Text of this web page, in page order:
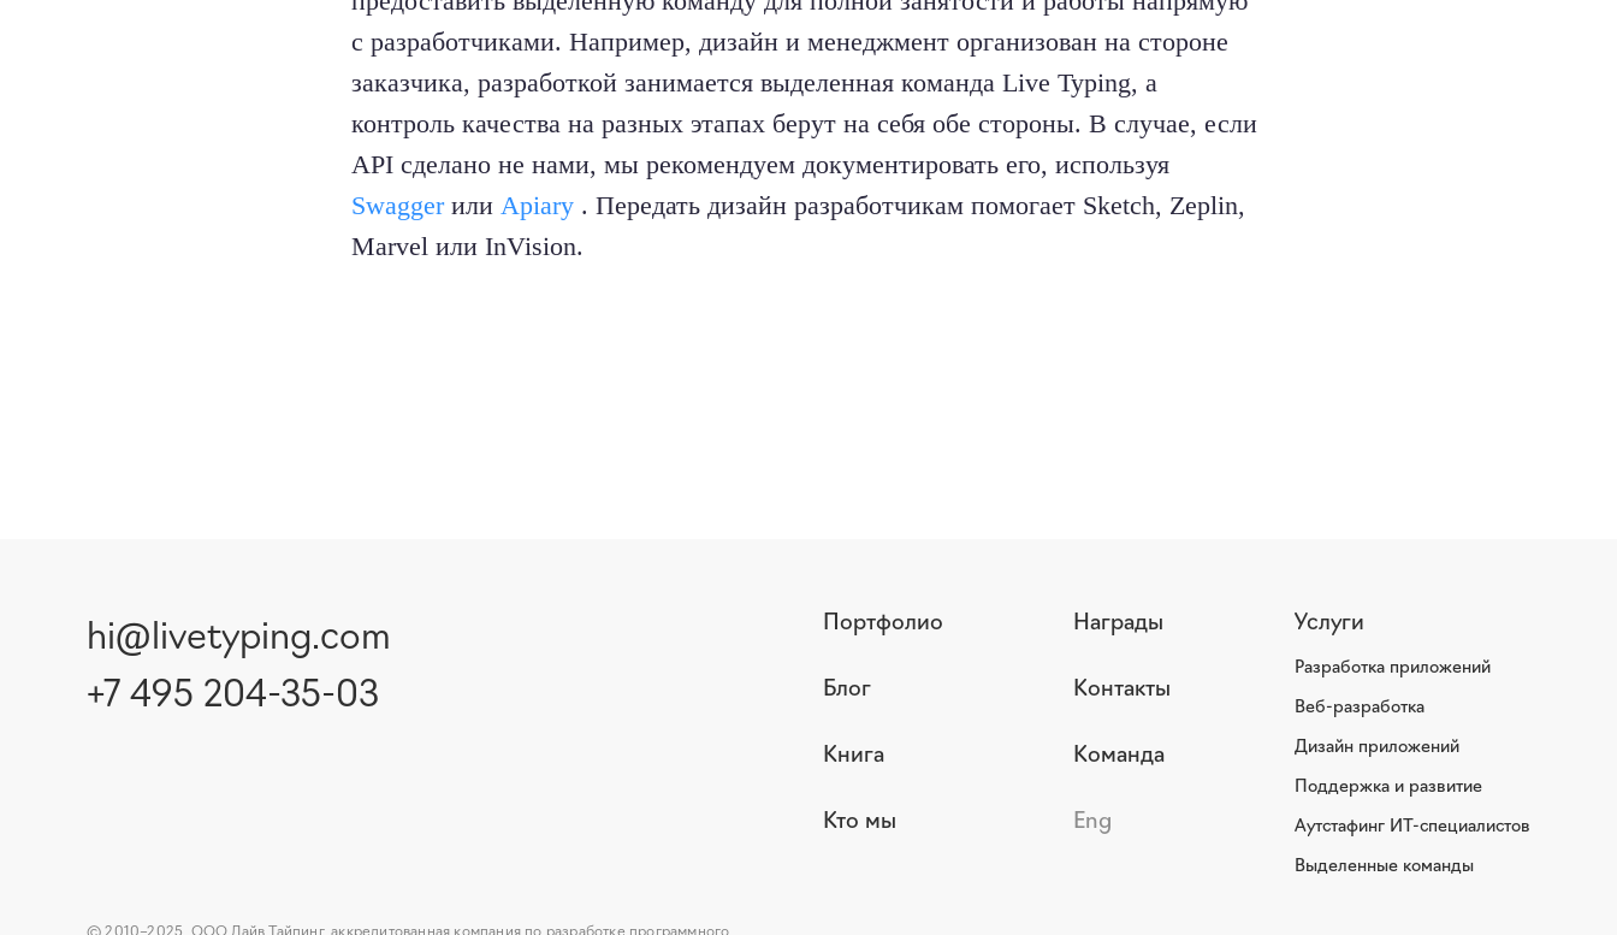
с разработчиками. Например, дизайн и менеджмент организован на стороне
заказчика, разработкой занимается выделенная команда Live Typing, а
контроль качества на разных этапах берут на себя обе стороны. В случае, если
API сделано не нами, мы рекомендуем документировать его, используя
Swagger или Apiary . Передать дизайн разработчикам помогает Sketch, Zeplin,
Marvel или InVision.
hi@livetyping.com
+7 495 204-35-03
Портфолио Награды
Блог Контакты
Книга Команда
Кто мы Eng
Услуги
Разработка приложений
Веб-разработка
Дизайн приложений
Поддержка и развитие
Аутстафинг ИТ-специалистов
Выделенные команды
© 2010–2025, ООО Лайв Тайпинг, аккредитованная компания по разработке программного